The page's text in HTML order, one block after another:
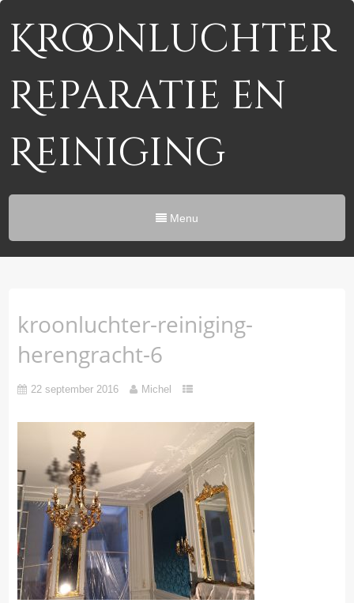
Kroonluchter
Reparatie en
Reiniging
Menu
kroonluchter-reiniging-
herengracht-6
22 september 2016 Michel